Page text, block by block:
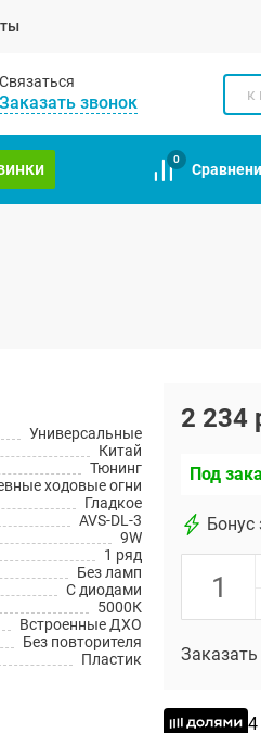
Связаться
Заказать звонок
0
Универсальные
Китай
Тюнинг
ходовые огни
Гладкое
AVS-DL-3
9W
1 ряд
Без ламп
С диодами
5000К
Встроенные ДХО
Без повторителя
Пластик
2 234
Под
Бонус
Заказать